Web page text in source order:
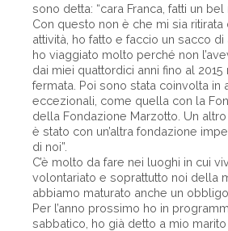
sono detta: “cara Franca, fatti un bel
Con questo non è che mi sia
attività, ho fatto e faccio un sacco
ho viaggiato molto perché non
dai miei quattordici anni fino al
fermata. Poi sono stata coinvolta in
eccezionali, come quella con la
della Fondazione Marzotto. Un
è stato con un’altra fondazione
di noi”.
C’è molto da fare nei luoghi in cui
volontariato e soprattutto noi della
abbiamo maturato anche un
Per l’anno prossimo ho in
sabbatico, ho già detto a mio